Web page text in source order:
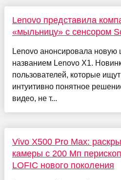
Lenovo представила
«мыльницу» с сенсором
Lenovo анонсировала
названием Lenovo X1.
пользователей, которые
интуитивно понятное
видео, не т...
Vivo X500 Pro Max:
камеры с 200 Мп
LOFIC нового поколения